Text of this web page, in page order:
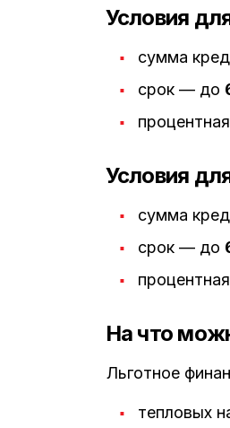
Условия
сумма
срок — до
Условия
сумма
срок — до
На что
Льготное
тепловых